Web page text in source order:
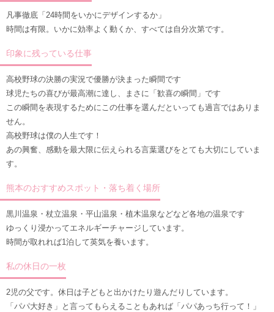
凡事徹底「24時間をいかにデザインするか」
時間は有限。いかに効率よく動くか、すべては自分次第です。
印象に残っている仕事
高校野球の決勝の実況で優勝が決まった瞬間です
球児たちの喜びが最高潮に達し、まさに「歓喜の瞬間」です
この瞬間を表現するためにこの仕事を選んだといっても過言ではありま
せん。
高校野球は僕の人生です！
あの興奮、感動を最大限に伝えられる言葉選びをとても大切にしていま
す。
熊本のおすすめスポット・落ち着く場所
黒川温泉・杖立温泉・平山温泉・植木温泉などなど各地の温泉です
ゆっくり浸かってエネルギーチャージしています。
時間が取れれば1泊して英気を養います。
私の休日の一枚
2児の父です。休日は子どもと出かけたり遊んだりしています。
「パパ大好き」と言ってもらえることもあれば「パパあっち行って！」